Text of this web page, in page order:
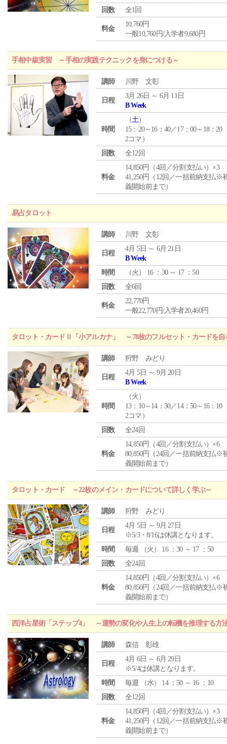
回数
全1回
料金
10,760円
一般10,760円/入学者9,680円
手相中級実習 ～手相の実践テクニックを身につける～
講師 川野 文彰
日程
3月 26日 ～ 6月 11日
B Week
時間
（土）
15：20～16：40／17：00～18：20
2コマ）
回数
全12回
料金
14,850円（4回／分割支払い）×3
41,250円（12回／一括前納支払※
義開始前まで）
易占タロット
講師 川野 文彰
日程
4月 5日 ～ 6月 21日
B Week
時間
（火 ） 16 ：30 ～ 17 ：50
回数
全6回
料金
22,770円
一般22,770円/入学者20,460円
タロット・カードⅡ「小アルカナ」 ～78枚のフルセット・カードを自
講師 狩野 みどり
日程
4月 5日 ～ 9月 20日
B Week
時間
（火 ）
13：10～14：30／14：50～16：10
2コマ）
回数
全24回
料金
14,850円（4回／分割支払い）×6
80,850円（24回／一括前納支払※
義開始前まで）
タロット・カード ～22枚のメイン・カードについて詳しく学ぶ～
講師 狩野 みどり
日程
4月 5日 ～ 9月 27日
※5/3・8/16は休講となります。
時間
毎週 （火 ） 16 ：30 ～ 17 ：50
回数
全24回
料金
14,850円（4回／分割支払い）×6
80,850円（24回／一括前納支払※
義開始前まで）
西洋占星術「ステップ4」 ～運勢の変化や人生上の転機を推理する方
講師 森信 彰雄
日程
4月 6日 ～ 6月 29日
※5/4は休講となります。
時間
毎週 （水） 14 ：50 ～ 16 ：10
回数
全12回
料金
14,850円（4回／分割支払い）×3
41,250円（12回／一括前納支払※
義開始前まで）